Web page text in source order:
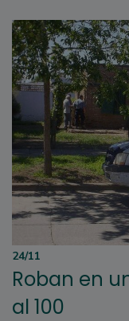
24/11
Roban en
al 100